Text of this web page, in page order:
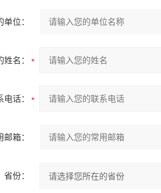
单位：
姓名：
电话：
邮箱：
省份：